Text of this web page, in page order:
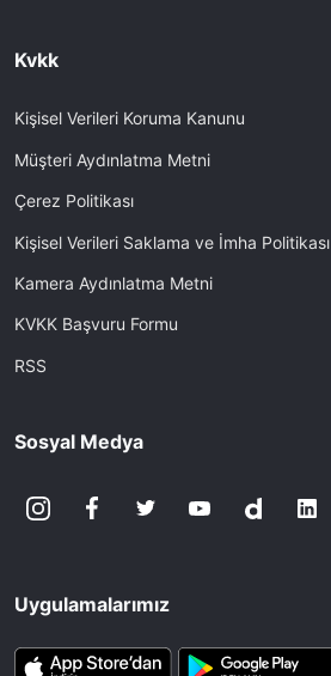
Kvkk
Kişisel Verileri Koruma Kanunu
Müşteri Aydınlatma Metni
Çerez Politikası
Kişisel Verileri Saklama ve İmha Politikası
Kamera Aydınlatma Metni
KVKK Başvuru Formu
RSS
Sosyal Medya
Uygulamalarımız